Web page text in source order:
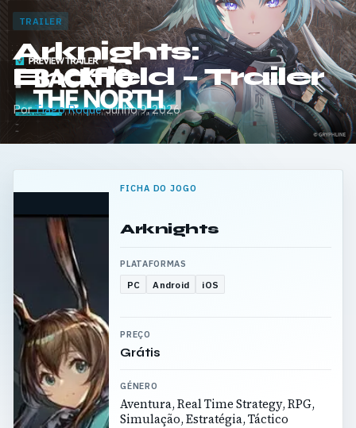
TRAILER
Arknights:
Endfield – Trailer
PorTiago Roque·Junho 9, 2026
FICHA DO JOGO
Arknights
PLATAFORMAS
PC Android iOS
PREÇO
Grátis
GÉNERO
Aventura, Real Time Strategy, RPG,
Simulação, Estratégia, Táctico